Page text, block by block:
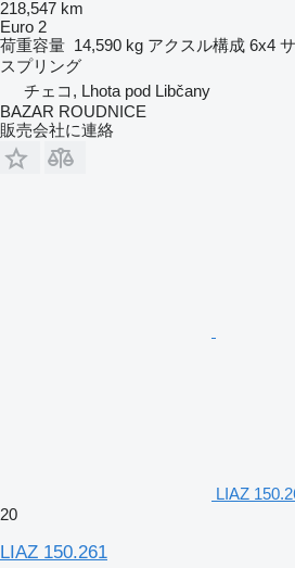
218,547 km
Euro 2
荷重容量 14,590 kg アクスル構成 6x4
スプリング
チェコ, Lhota pod Libčany
BAZAR ROUDNICE
販売会社に連絡
LIAZ
20
LIAZ 150.261